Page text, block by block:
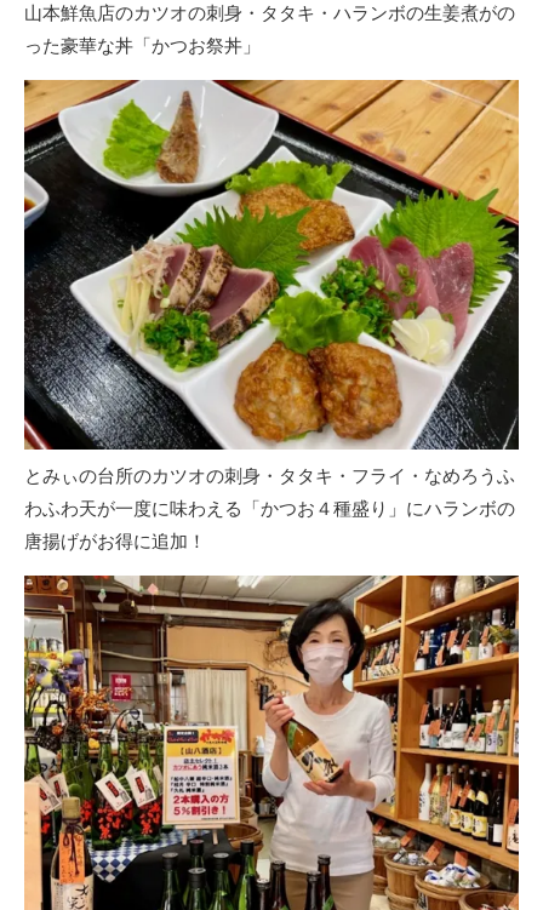
山本鮮魚店のカツオの刺身・タタキ・ハランボの生姜煮がの
った豪華な丼「かつお祭丼」
とみぃの台所のカツオの刺身・タタキ・フライ・なめろうふ
わふわ天が一度に味わえる「かつお４種盛り」にハランボの
唐揚げがお得に追加！